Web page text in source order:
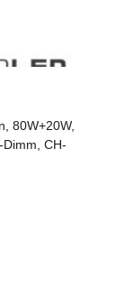
80W+20W,
CH-